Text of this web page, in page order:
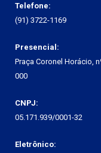
Telefone:
(91) 3722-1169
Presencial:
Praça Coronel Horácio,
000
CNPJ:
05.171.939/0001-32
Eletrônico: